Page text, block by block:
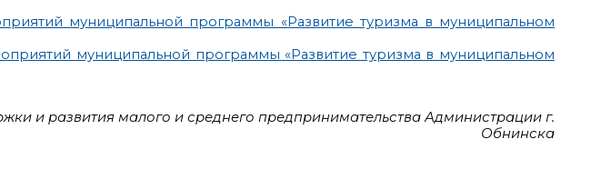
муниципальной программы «Развитие туризма в муниципальном
муниципальной программы «Развитие туризма в муниципальном
и развития малого и среднего предпринимательства Администрации г.
Обнинска